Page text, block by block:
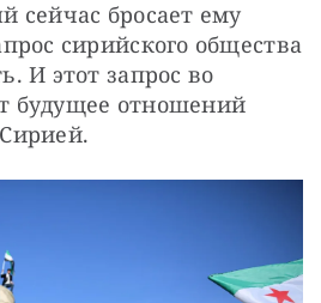
сейчас бросает ему
сирийского общества
И этот запрос во
будущее отношений